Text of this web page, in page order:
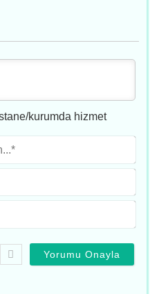
kurumda hizmet
E-